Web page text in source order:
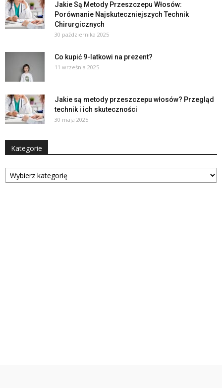
Jakie Są Metody Przeszczepu Włosów:
Porównanie Najskuteczniejszych Technik
Chirurgicznych
30 października 2025
Co kupić 9-latkowi na prezent?
11 września 2025
Jakie są metody przeszczepu włosów? Przegląd
technik i ich skuteczności
30 maja 2025
Kategorie
Kategorie